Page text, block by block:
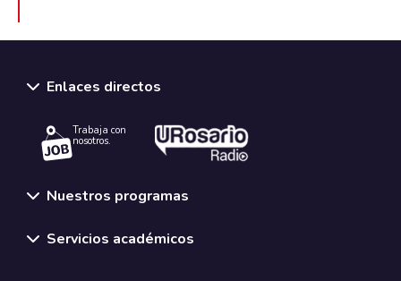
Enlaces directos
Trabaja con
nosotros.
Nuestros programas
Servicios académicos